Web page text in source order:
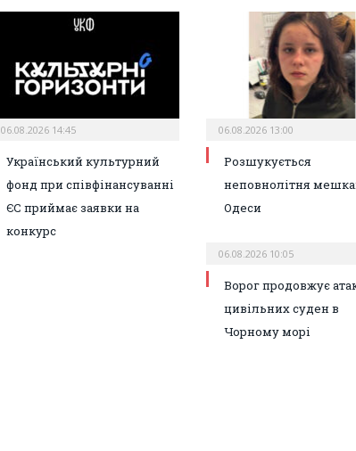
06.08.2026 14:45
Український культурний
фонд при співфінансуванні
ЄС приймає заявки на
конкурс
06.08.2026 13:00
Розшукується
неповнолітня
Одеси
06.08.2026 10:05
Ворог продовжує
цивільних суден в
Чорному морі